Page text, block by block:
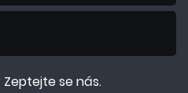
se nás.